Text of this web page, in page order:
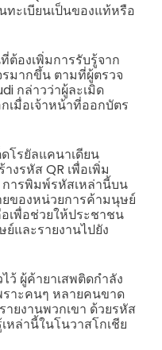
ะเบียนเป็นของแท้หรือ
ต้องเพิ่มการรับรู้จาก
มากขึ้น ตามที่ผู้ตรวจ
กล่าวว่าผู้ละเมิด
เมื่อเจ้าหน้าที่ออกบัตร
โรยัลแคนาเดียน
งรหัส QR เพื่อเพิ่ม
ารพิมพ์รหัสเหล่านี้บน
ยของหน่วยการค้ามนุษย์
เพื่อช่วยให้ประชาชน
และรายงานไปยัง
ว้ ผู้ค้ายาเสพติดกำลัง
ราะคนๆ หลายคนขาด
ยงานพวกเขา ด้วยรหัส
หล่านี้ในโนวาสโกเชีย